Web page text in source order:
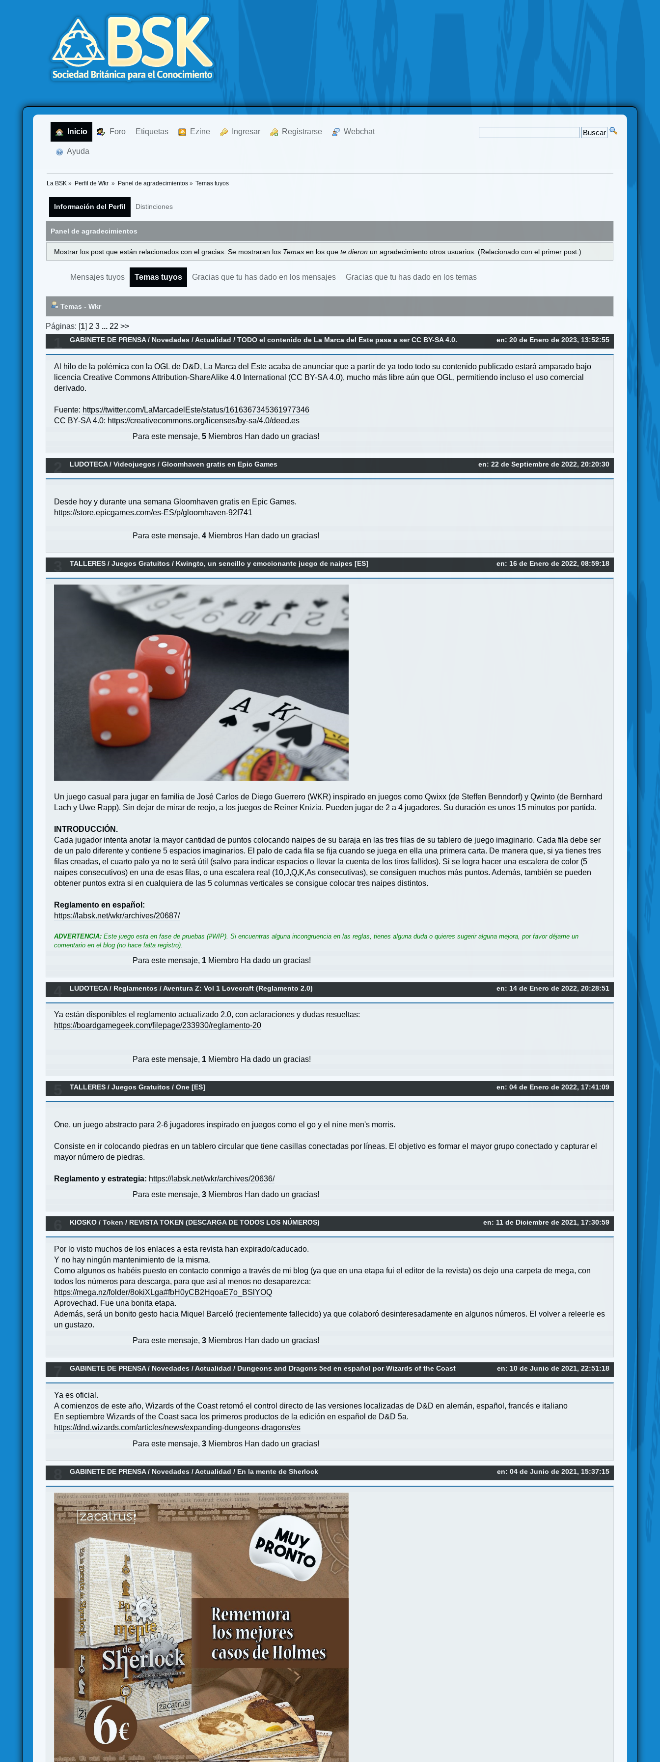
Inicio Foro Etiquetas Ezine Ingresar Registrarse Webchat
Ayuda
La BSK » Perfil de Wkr » Panel de agradecimientos» Temas tuyos
Información del Perfil Distinciones
Panel de agradecimientos
Mostrar los post que están relacionados con el gracias. Se mostraran los Temas en los que te dieron un agradecimiento otros usuarios. (Relacionado con el primer post.)
Mensajes tuyos Temas tuyos Gracias que tu has dado en los mensajes Gracias que tu has dado en los temas
Temas - Wkr
Páginas: [1] 2 3 ... 22 >>
en: 20 de Enero de 2023, 13:52:55
GABINETE DE PRENSA/ Novedades / Actualidad /TODO el contenido de La Marca del Este pasa a ser CC BY-SA 4.0.
Al hilo de la polémica con la OGL de D&D, La Marca del Este acaba de anunciar que a partir de ya todo todo su contenido publicado estará amparado bajo
licencia Creative Commons Attribution-ShareAlike 4.0 International (CC BY-SA 4.0), mucho más libre aún que OGL, permitiendo incluso el uso comercial
derivado.
Fuente: https://twitter.com/LaMarcadelEste/status/1616367345361977346
CC BY-SA 4.0: https://creativecommons.org/licenses/by-sa/4.0/deed.es
Para este mensaje,5 Miembros Han dado un gracias!
en: 22 de Septiembre de 2022, 20:20:30
LUDOTECA/Videojuegos /Gloomhaven gratis en Epic Games
Desde hoy y durante una semana Gloomhaven gratis en Epic Games.
https://store.epicgames.com/es-ES/p/gloomhaven-92f741
Para este mensaje,4 Miembros Han dado un gracias!
en: 16 de Enero de 2022, 08:59:18
TALLERES /Juegos Gratuitos/ Kwingto, un sencillo y emocionante juego de naipes [ES]
Un juego casual para jugar en familia de José Carlos de Diego Guerrero (WKR) inspirado en juegos como Qwixx (de Steffen Benndorf) y Qwinto (de Bernhard
Lach y Uwe Rapp). Sin dejar de mirar de reojo, a los juegos de Reiner Knizia. Pueden jugar de 2 a 4 jugadores. Su duración es unos 15 minutos por partida.
INTRODUCCIÓN.
Cada jugador intenta anotar la mayor cantidad de puntos colocando naipes de su baraja en las tres filas de su tablero de juego imaginario. Cada fila debe ser
de un palo diferente y contiene 5 espacios imaginarios. El palo de cada fila se fija cuando se juega en ella una primera carta. De manera que, si ya tienes tres
filas creadas, el cuarto palo ya no te será útil (salvo para indicar espacios o llevar la cuenta de los tiros fallidos). Si se logra hacer una escalera de color (5
naipes consecutivos) en una de esas filas, o una escalera real (10,J,Q,K,As consecutivas), se consiguen muchos más puntos. Además, también se pueden
obtener puntos extra si en cualquiera de las 5 columnas verticales se consigue colocar tres naipes distintos.
Reglamento en español:
https://labsk.net/wkr/archives/20687/
ADVERTENCIA: Este juego esta en fase de pruebas (#WIP). Si encuentras alguna incongruencia en las reglas, tienes alguna duda o quieres sugerir alguna mejora, por favor déjame un
comentario en el blog (no hace falta registro).
Para este mensaje, 1 Miembro Ha dado un gracias!
en: 14 de Enero de 2022, 20:28:51
LUDOTECA/ Reglamentos /Aventura Z: Vol 1 Lovecraft (Reglamento 2.0)
Ya están disponibles el reglamento actualizado 2.0, con aclaraciones y dudas resueltas:
https://boardgamegeek.com/filepage/233930/reglamento-20
Para este mensaje, 1 Miembro Ha dado un gracias!
en: 04 de Enero de 2022, 17:41:09
TALLERES /Juegos Gratuitos/One [ES]
One, un juego abstracto para 2-6 jugadores inspirado en juegos como el go y el nine men's morris.
Consiste en ir colocando piedras en un tablero circular que tiene casillas conectadas por líneas. El objetivo es formar el mayor grupo conectado y capturar el
mayor número de piedras.
Reglamento y estrategia: https://labsk.net/wkr/archives/20636/
Para este mensaje,3 Miembros Han dado un gracias!
en: 11 de Diciembre de 2021, 17:30:59
KIOSKO /Token / REVISTA TOKEN (DESCARGA DE TODOS LOS NÚMEROS)
Por lo visto muchos de los enlaces a esta revista han expirado/caducado.
Y no hay ningún mantenimiento de la misma.
Como algunos os habéis puesto en contacto conmigo a través de mi blog (ya que en una etapa fui el editor de la revista) os dejo una carpeta de mega, con
todos los números para descarga, para que así al menos no desaparezca:
https://mega.nz/folder/8okiXLga#fbH0yCB2HqoaE7o_BSlYOQ
Aprovechad. Fue una bonita etapa.
Además, será un bonito gesto hacia Miquel Barceló (recientemente fallecido) ya que colaboró desinteresadamente en algunos números. El volver a releerle es
un gustazo.
Para este mensaje,3 Miembros Han dado un gracias!
en: 10 de Junio de 2021, 22:51:18
GABINETE DE PRENSA/ Novedades / Actualidad / Dungeons and Dragons 5ed en español por Wizards of the Coast
Ya es oficial.
A comienzos de este año, Wizards of the Coast retomó el control directo de las versiones localizadas de D&D en alemán, español, francés e italiano
En septiembre Wizards of the Coast saca los primeros productos de la edición en español de D&D 5a.
https://dnd.wizards.com/articles/news/expanding-dungeons-dragons/es
Para este mensaje,3 Miembros Han dado un gracias!
en: 04 de Junio de 2021, 15:37:15
GABINETE DE PRENSA/ Novedades / Actualidad / En la mente de Sherlock